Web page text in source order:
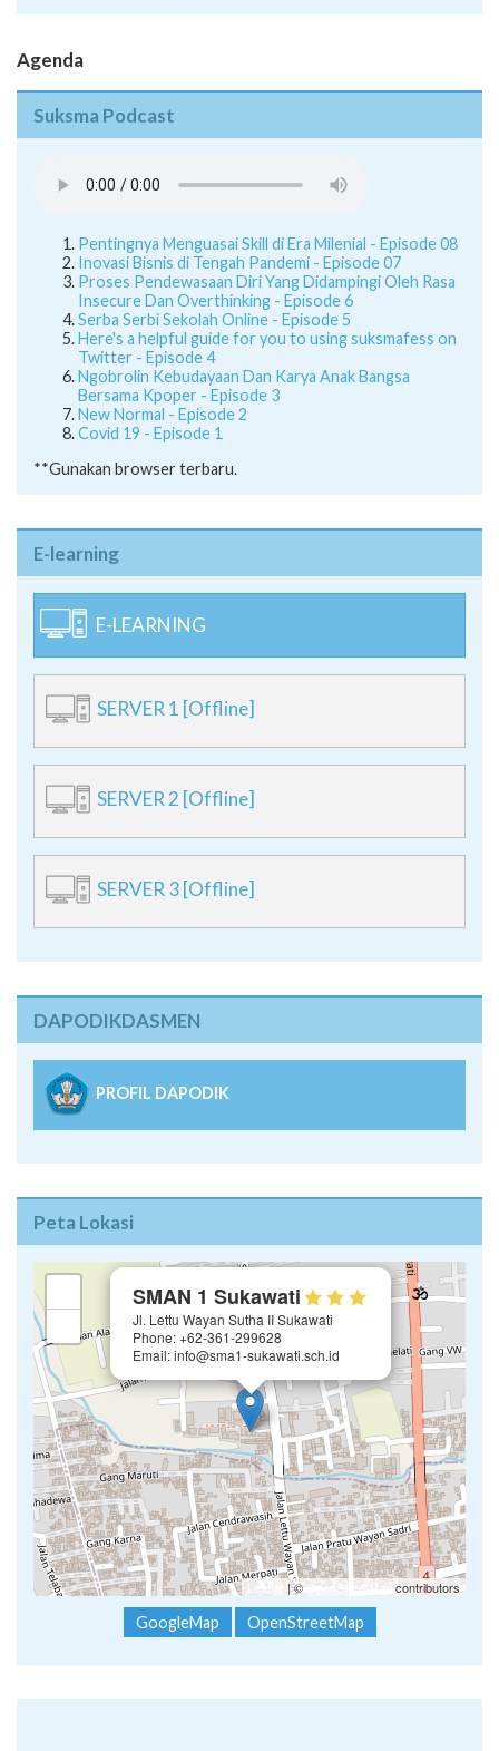
Agenda
Suksma Podcast
Pentingnya Menguasai Skill di Era Milenial - Episode 08
Inovasi Bisnis di Tengah Pandemi - Episode 07
Proses Pendewasaan Diri Yang Didampingi Oleh Rasa
Insecure Dan Overthinking - Episode 6
Serba Serbi Sekolah Online - Episode 5
Here's a helpful guide for you to using suksmafess on
Twitter - Episode 4
Ngobrolin Kebudayaan Dan Karya Anak Bangsa
Bersama Kpoper - Episode 3
New Normal - Episode 2
Covid 19 - Episode 1
**Gunakan browser terbaru.
E-learning
E-LEARNING
SERVER 1 [Offline]
SERVER 2 [Offline]
SERVER 3 [Offline]
DAPODIKDASMEN
PROFIL DAPODIK
Peta Lokasi
SMAN 1 Sukawati
Jl. Lettu Wayan Sutha II Sukawati
Phone: +62-361-299628
Email: info@sma1-sukawati.sch.id
Leaflet | ©OpenStreetMap contributors
GoogleMap OpenStreetMap